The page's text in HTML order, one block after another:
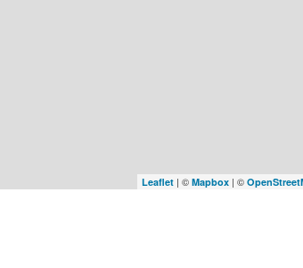
Leaflet | © Mapbox | ©